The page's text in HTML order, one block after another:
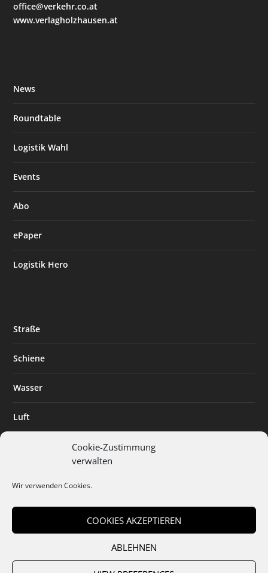
Cookie-Zustimmung
verwalten
Wir verwenden Cookies.
COOKIES AKZEPTIEREN
ABLEHNEN
office@verkehr.co.at
www.verlagholzhausen.at
News
Roundtable
Logistik Wahl
Events
Abo
ePaper
Logistik Hero
Straße
Schiene
Wasser
Luft
Digitalisierung
Mediadaten Cookies Datenschutz